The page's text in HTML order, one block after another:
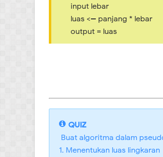
input lebar
luas <-- panjang * lebar
output = luas
QUIZ
Buat algoritma dalam
1. Menentukan luas lingkaran